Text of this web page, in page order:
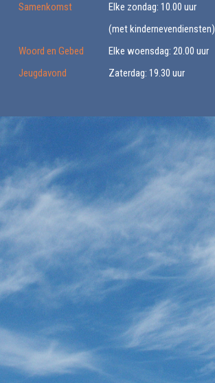
Samenkomst
Elke zondag: 10.00 uur
(met kindernevendiensten)
Woord en Gebed
Elke woensdag: 20.00 uur
Jeugdavond
Zaterdag: 19.30 uur